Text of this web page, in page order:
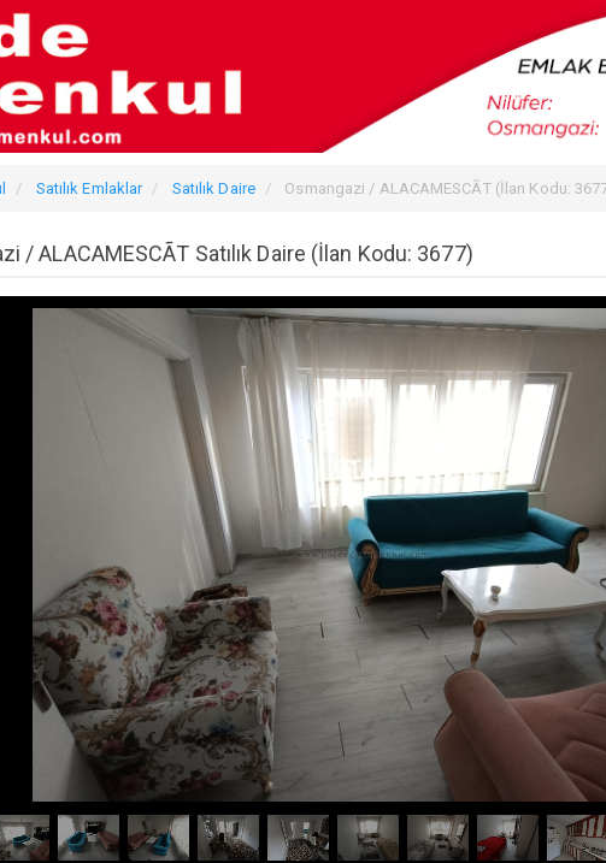
Satılık Emlaklar Satılık Daire Osmangazi / ALACAMESCÃT (İlan Kodu:
/ ALACAMESCÃT Satılık Daire (İlan Kodu: 3677)